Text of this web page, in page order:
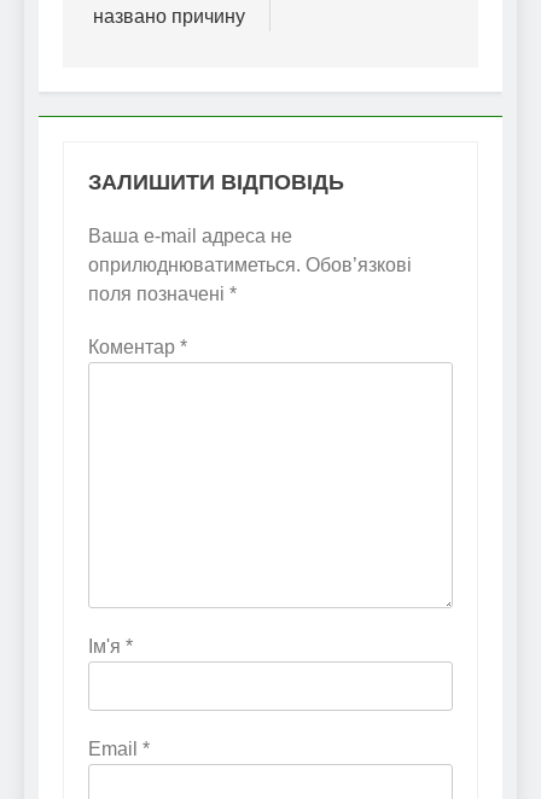
названо причину
ЗАЛИШИТИ ВІДПОВІДЬ
Ваша e-mail адреса не
оприлюднюватиметься. Обов’язкові
поля позначені *
Коментар *
Ім'я *
Email *